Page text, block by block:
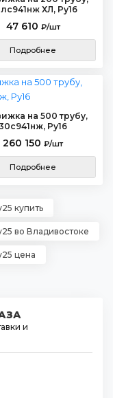
ХЛ, Ру16
47 610 ₽/шт
Подробнее
на 500 трубу,
Ру16
260 150 ₽/шт
Подробнее
купить
во Владивостоке
цена
и